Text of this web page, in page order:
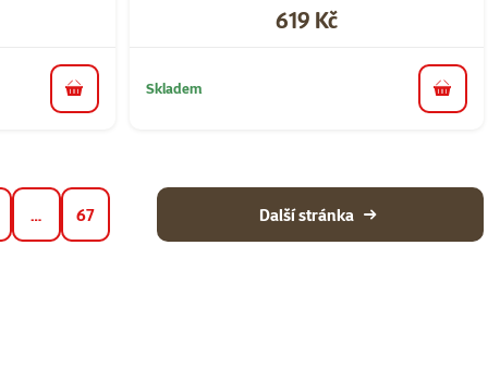
do košíku
Cena
619 Kč
Skladem do
… 67 Další stránka